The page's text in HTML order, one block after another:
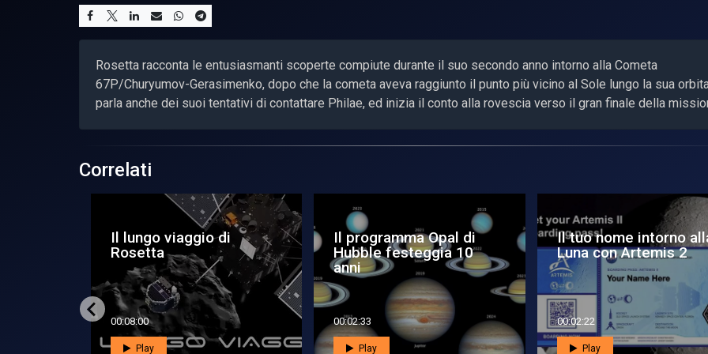
Rosetta racconta le entusiasmanti scoperte compiute durante il suo secondo anno intorno alla Cometa
67P/Churyumov-Gerasimenko, dopo che la cometa aveva raggiunto il punto più vicino al Sole lungo la sua
parla anche dei suoi tentativi di contattare Philae, ed inizia il conto alla rovescia verso il gran finale della
Correlati
Dodici mesi in due
minuti: il primo anno di
Curiosit...
00:02:12
Play
Con Vega C e Sentinel-
1C l’Italia è di nuovo in
orbita
00:08:40
Play
Un bow shock
per Rosetta
00:02:20
Play